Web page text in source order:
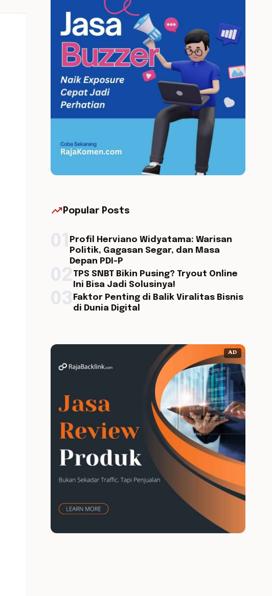
trending_up Popular Posts
Profil Herviano Widyatama: Warisan
Politik, Gagasan Segar, dan Masa
Depan PDI-P
TPS SNBT Bikin Pusing? Tryout Online
Ini Bisa Jadi Solusinya!
Faktor Penting di Balik Viralitas Bisnis
di Dunia Digital
AD